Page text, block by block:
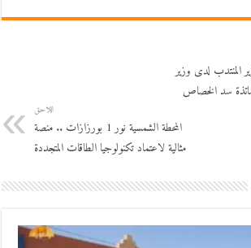
المنتدب لدى وزير
سد الخصاص
اللاحق
المحطة الشمسية نور 1 بورزازات .. منصة
مثالية لاعتماد تكنولوجيا الطاقات المتجددة